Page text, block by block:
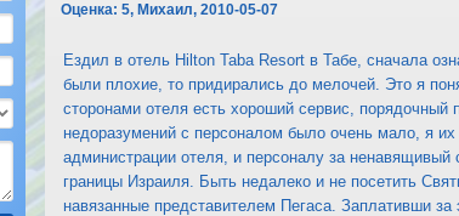
Оценка: 5, Михаил, 2010-05-07
Ездил в отель Hilton Taba Resort в Табе, сначала
были плохие, то придирались до мелочей. Это я
сторонами отеля есть хороший сервис,
недоразумений с персоналом было очень мало, я
администрации отеля, и персоналу за
границы Израиля. Быть недалеко и не посетить
навязанные представителем Пегаса. Заплативши